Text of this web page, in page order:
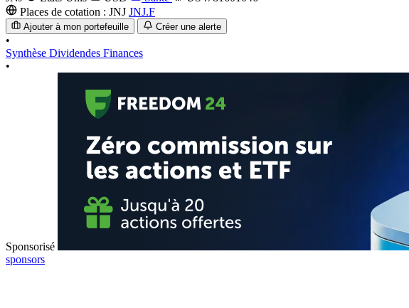
Places de cotation : JNJ JNJ.F
Ajouter à mon portefeuille Créer une alerte
•
Synthèse Dividendes Finances
•
Sponsorisé
sponsors